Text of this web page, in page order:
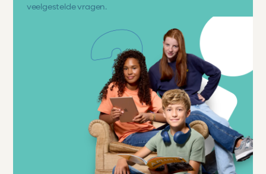
veelgestelde vragen.